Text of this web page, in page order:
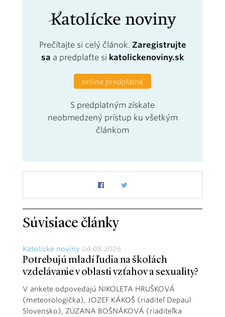
Prečítajte si celý článok. Zaregistrujte
sa a predplaťte si katolickenoviny.sk
online predplatné
S predplatným získate
neobmedzený prístup ku všetkým
článkom
Súvisiace články
Katolícke noviny 04.08.2026
Potrebujú mladí ľudia na školách
vzdelávanie v oblasti vzťahov a sexuality?
V ankete odpovedajú NIKOLETA HRUŠKOVÁ
(meteorologička), JOZEF KÁKOŠ (riaditeľ Depaul
Slovensko), ZUZANA BOŠNÁKOVÁ (riaditeľka